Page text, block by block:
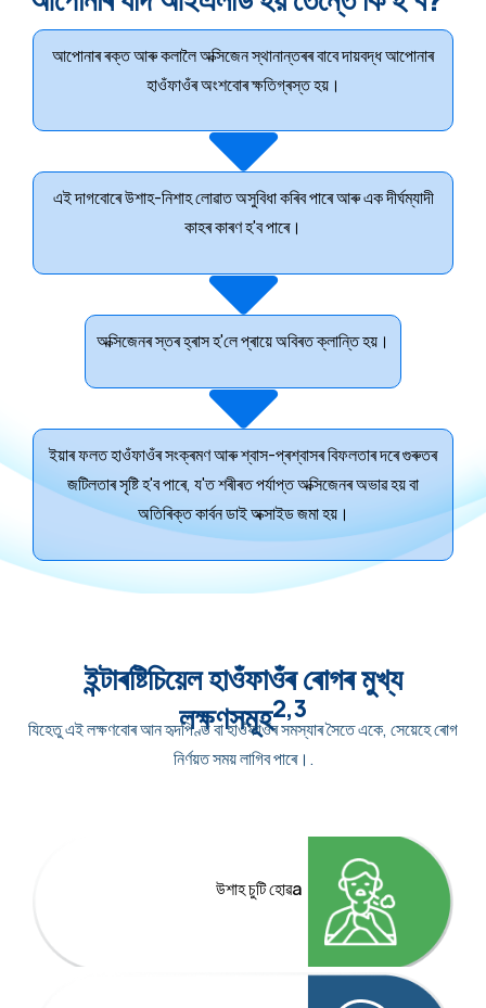
আপোনাৰ ৰক্ত আৰু কলালৈ অক্সিজেন স্থানান্তৰৰ বাবে দায়বদ্ধ আপোনাৰ
হাওঁফাওঁৰ অংশবোৰ ক্ষতিগ্ৰস্ত হয়।
এই দাগবোৰে উশাহ-নিশাহ লোৱাত অসুবিধা কৰিব পাৰে আৰু এক দীৰ্ঘম্যাদী
কাহৰ কাৰণ হ'ব পাৰে।
অক্সিজেনৰ স্তৰ হ্ৰাস হ'লে প্ৰায়ে অবিৰত ক্লান্তি হয়।
ইয়াৰ ফলত হাওঁফাওঁৰ সংক্ৰমণ আৰু শ্বাস-প্ৰশ্বাসৰ বিফলতাৰ দৰে গুৰুতৰ
জটিলতাৰ সৃষ্টি হ'ব পাৰে, য'ত শৰীৰত পৰ্যাপ্ত অক্সিজেনৰ অভাৱ হয় বা
অতিৰিক্ত কাৰ্বন ডাই অক্সাইড জমা হয়।
ইন্টাৰষ্টিচিয়েল হাওঁফাওঁৰ ৰোগৰ মুখ্য
লক্ষণসমূহ2,3
যিহেতু এই লক্ষণবোৰ আন হৃদপিণ্ড বা হাওঁফাওঁৰ সমস্যাৰ সৈতে একে, সেয়েহে ৰোগ
নিৰ্ণয়ত সময় লাগিব পাৰে।.
উশাহ চুটি হোৱa